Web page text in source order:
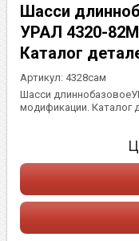
Шасси
УРАЛ 4320-
Каталог
Артикул:4328сам
Шасси
модификации. Каталог